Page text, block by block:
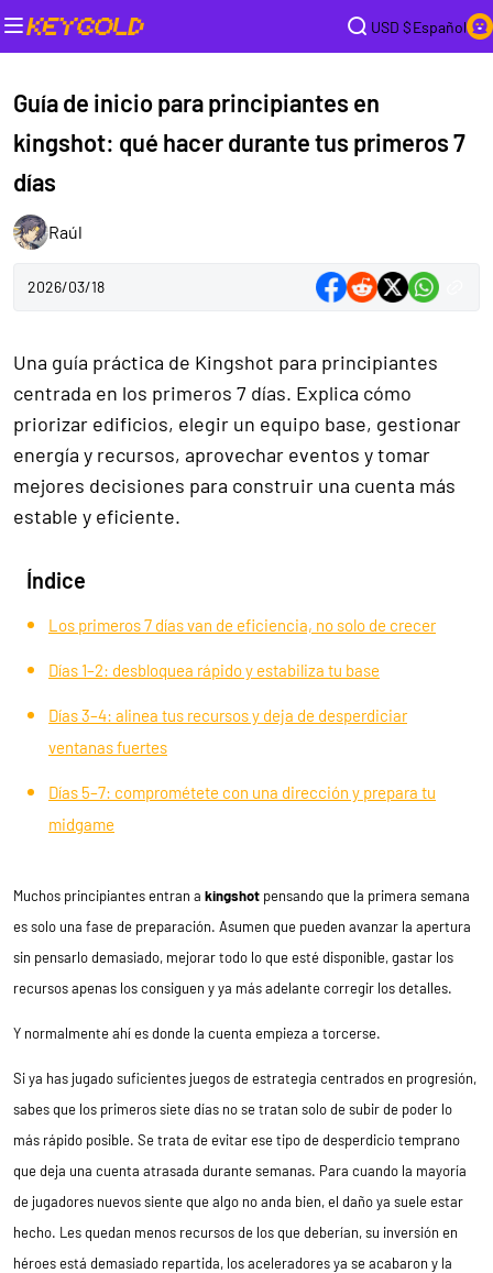
USD $Español
Guía de inicio para principiantes en
kingshot: qué hacer durante tus primeros 7
días
Raúl
2026/03/18
Una guía práctica de Kingshot para principiantes
centrada en los primeros 7 días. Explica cómo
priorizar edificios, elegir un equipo base, gestionar
energía y recursos, aprovechar eventos y tomar
mejores decisiones para construir una cuenta más
estable y eficiente.
Índice
Los primeros 7 días van de eficiencia, no solo de crecer
Días 1–2: desbloquea rápido y estabiliza tu base
Días 3–4: alinea tus recursos y deja de desperdiciar
ventanas fuertes
Días 5–7: comprométete con una dirección y prepara tu
midgame
Muchos principiantes entran a kingshot pensando que la primera semana
es solo una fase de preparación. Asumen que pueden avanzar la apertura
sin pensarlo demasiado, mejorar todo lo que esté disponible, gastar los
recursos apenas los consiguen y ya más adelante corregir los detalles.
Y normalmente ahí es donde la cuenta empieza a torcerse.
Si ya has jugado suficientes juegos de estrategia centrados en progresión,
sabes que los primeros siete días no se tratan solo de subir de poder lo
más rápido posible. Se trata de evitar ese tipo de desperdicio temprano
que deja una cuenta atrasada durante semanas. Para cuando la mayoría
de jugadores nuevos siente que algo no anda bien, el daño ya suele estar
hecho. Les quedan menos recursos de los que deberían, su inversión en
héroes está demasiado repartida, los aceleradores ya se acabaron y la